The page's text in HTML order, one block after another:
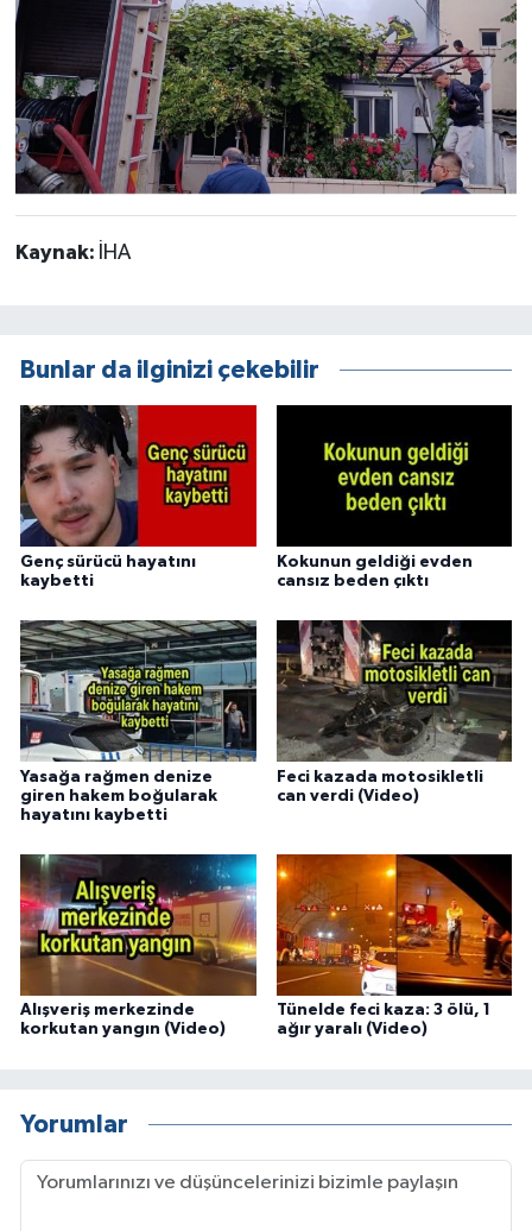
Kaynak: İHA
Bunlar da ilginizi çekebilir
Genç sürücü hayatını
kaybetti
Kokunun geldiği evden
cansız beden çıktı
Yasağa rağmen denize
giren hakem boğularak
hayatını kaybetti
Feci kazada motosikletli
can verdi (Video)
Alışveriş merkezinde
korkutan yangın (Video)
Tünelde feci kaza: 3 ölü, 1
ağır yaralı (Video)
Yorumlar